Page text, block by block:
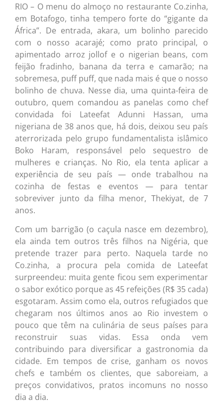
RIO – O menu do almoço no restaurante Co.zinha,
em Botafogo, tinha tempero forte do “gigante da
África”. De entrada, akara, um bolinho parecido
com o nosso acarajé; como prato principal, o
apimentado arroz jollof e o nigerian beans, com
feijão fradinho, banana da terra e camarão; na
sobremesa, puff puff, que nada mais é que o nosso
bolinho de chuva. Nesse dia, uma quinta-feira de
outubro, quem comandou as panelas como chef
convidada foi Lateefat Adunni Hassan, uma
nigeriana de 38 anos que, há dois, deixou seu país
aterrorizada pelo grupo fundamentalista islâmico
Boko Haram, responsável pelo sequestro de
mulheres e crianças. No Rio, ela tenta aplicar a
experiência de seu país — onde trabalhou na
cozinha de festas e eventos — para tentar
sobreviver junto da filha menor, Thekiyat, de 7
anos.
Com um barrigão (o caçula nasce em dezembro),
ela ainda tem outros três filhos na Nigéria, que
pretende trazer para perto. Naquela tarde no
Co.zinha, a procura pela comida de Lateefat
surpreendeu: muita gente ficou sem experimentar
o sabor exótico porque as 45 refeições (R$ 35 cada)
esgotaram. Assim como ela, outros refugiados que
chegaram nos últimos anos ao Rio investem o
pouco que têm na culinária de seus países para
reconstruir suas vidas. Essa onda vem
contribuindo para diversificar a gastronomia da
cidade. Em tempos de crise, ganham os novos
chefs e também os clientes, que saboreiam, a
preços convidativos, pratos incomuns no nosso
dia a dia.